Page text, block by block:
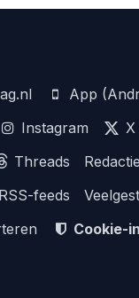
App
Instagram
Threads Redactie
RSS-feeds
Cookie-